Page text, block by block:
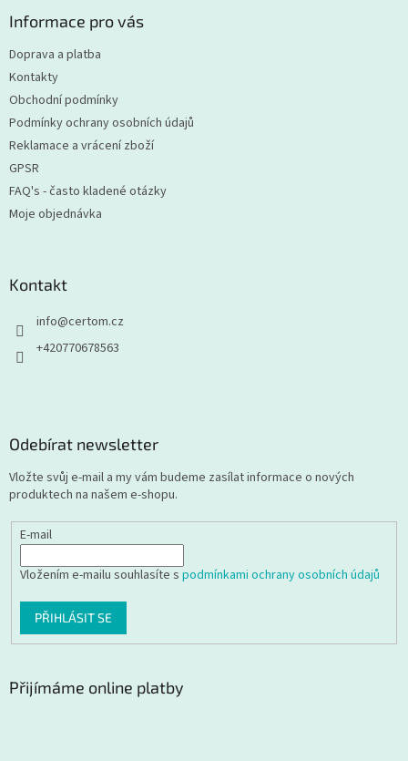
Informace pro vás
Doprava a platba
Kontakty
Obchodní podmínky
Podmínky ochrany osobních údajů
Reklamace a vrácení zboží
GPSR
FAQ's - často kladené otázky
Moje objednávka
Kontakt
info@certom.cz
+420770678563
Odebírat newsletter
Vložte svůj e-mail a my vám budeme zasílat informace o nových
produktech na našem e-shopu.
E-mail
Vložením e-mailu souhlasíte s podmínkami ochrany osobních údajů
PŘIHLÁSIT SE
Přijímáme online platby